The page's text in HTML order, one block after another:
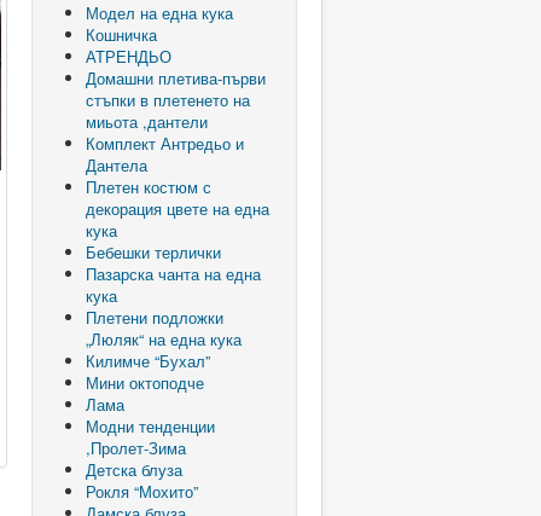
Модел на една кука
Кошничка
АТРЕНДЬО
Домашни плетива-първи
стъпки в плетенето на
миьота ,дантели
Комплект Антредьо и
Дантела
Плетен костюм с
декорация цвете на една
кука
Бебешки терлички
Пазарска чанта на една
кука
Плетени подложки
„Люляк“ на една кука
Килимче “Бухал”
Мини октоподче
Лама
Модни тенденции
,Пролет-Зима
Детска блуза
Рокля “Мохито”